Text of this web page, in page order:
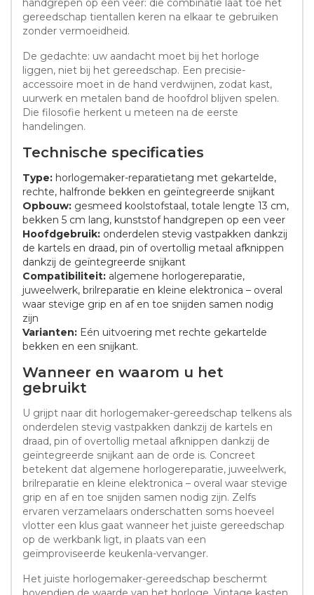
handgrepen op een veer: die combinatie laat toe het
gereedschap tientallen keren na elkaar te gebruiken
zonder vermoeidheid.
De gedachte: uw aandacht moet bij het horloge
liggen, niet bij het gereedschap. Een precisie-
accessoire moet in de hand verdwijnen, zodat kast,
uurwerk en metalen band de hoofdrol blijven spelen.
Die filosofie herkent u meteen na de eerste
handelingen.
Technische specificaties
Type: horlogemaker-reparatietang met gekartelde,
rechte, halfronde bekken en geïntegreerde snijkant
Opbouw: gesmeed koolstofstaal, totale lengte 13 cm,
bekken 5 cm lang, kunststof handgrepen op een veer
Hoofdgebruik: onderdelen stevig vastpakken dankzij
de kartels en draad, pin of overtollig metaal afknippen
dankzij de geïntegreerde snijkant
Compatibiliteit: algemene horlogereparatie,
juweelwerk, brilreparatie en kleine elektronica – overal
waar stevige grip en af en toe snijden samen nodig
zijn
Varianten: Eén uitvoering met rechte gekartelde
bekken en een snijkant.
Wanneer en waarom u het
gebruikt
U grijpt naar dit horlogemaker-gereedschap telkens als
onderdelen stevig vastpakken dankzij de kartels en
draad, pin of overtollig metaal afknippen dankzij de
geïntegreerde snijkant aan de orde is. Concreet
betekent dat algemene horlogereparatie, juweelwerk,
brilreparatie en kleine elektronica – overal waar stevige
grip en af en toe snijden samen nodig zijn. Zelfs
ervaren verzamelaars onderschatten soms hoeveel
vlotter een klus gaat wanneer het juiste gereedschap
op de werkbank ligt, in plaats van een
geïmproviseerde keukenla-vervanger.
Het juiste horlogemaker-gereedschap beschermt